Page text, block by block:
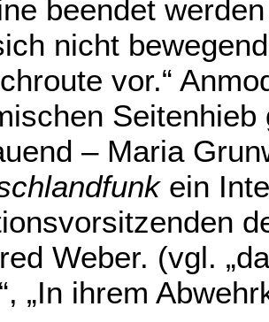
beendet
nicht
vor.“
– Maria
ein
Weber. (vgl.
„In ihrem